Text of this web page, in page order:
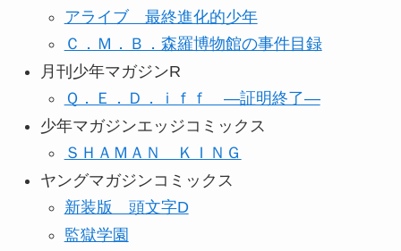
アライブ 最終進化的少年
Ｃ．Ｍ．Ｂ．森羅博物館の事件目録
月刊少年マガジンR
Ｑ．Ｅ．Ｄ．ｉｆｆ ―証明終了―
少年マガジンエッジコミックス
ＳＨＡＭＡＮ ＫＩＮＧ
ヤングマガジンコミックス
新装版 頭文字D
監獄学園